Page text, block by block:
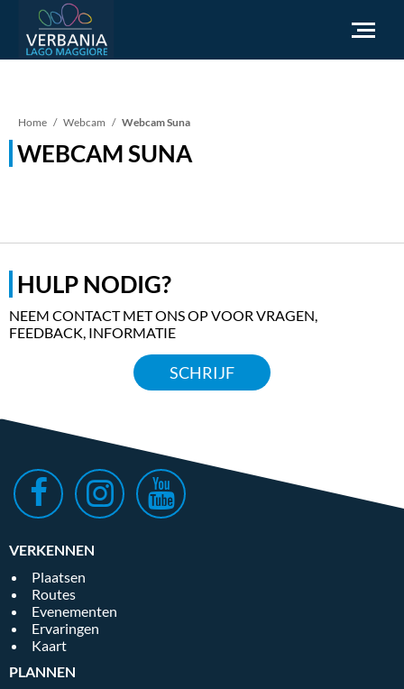
Hoe kom ik bij Verbania
Informatieaanvraag
Kruimelpad
Home Webcam Webcam Suna
WEBCAM SUNA
HULP NODIG?
NEEM CONTACT MET ONS OP VOOR VRAGEN,
FEEDBACK, INFORMATIE
SCHRIJF
VERKENNEN
Plaatsen
Routes
Evenementen
Ervaringen
Kaart
PLANNEN